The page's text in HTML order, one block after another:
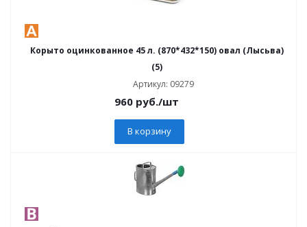
Корыто оцинкованное 45 л. (870*432*150) овал (Лысьва)
(5)
Артикул: 09279
960 руб./шт
В корзину